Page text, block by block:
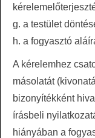
g. a testület
h. a fogyasztó
A kérelemhez
másolatát
bizonyítékként
írásbeli
hiányában a